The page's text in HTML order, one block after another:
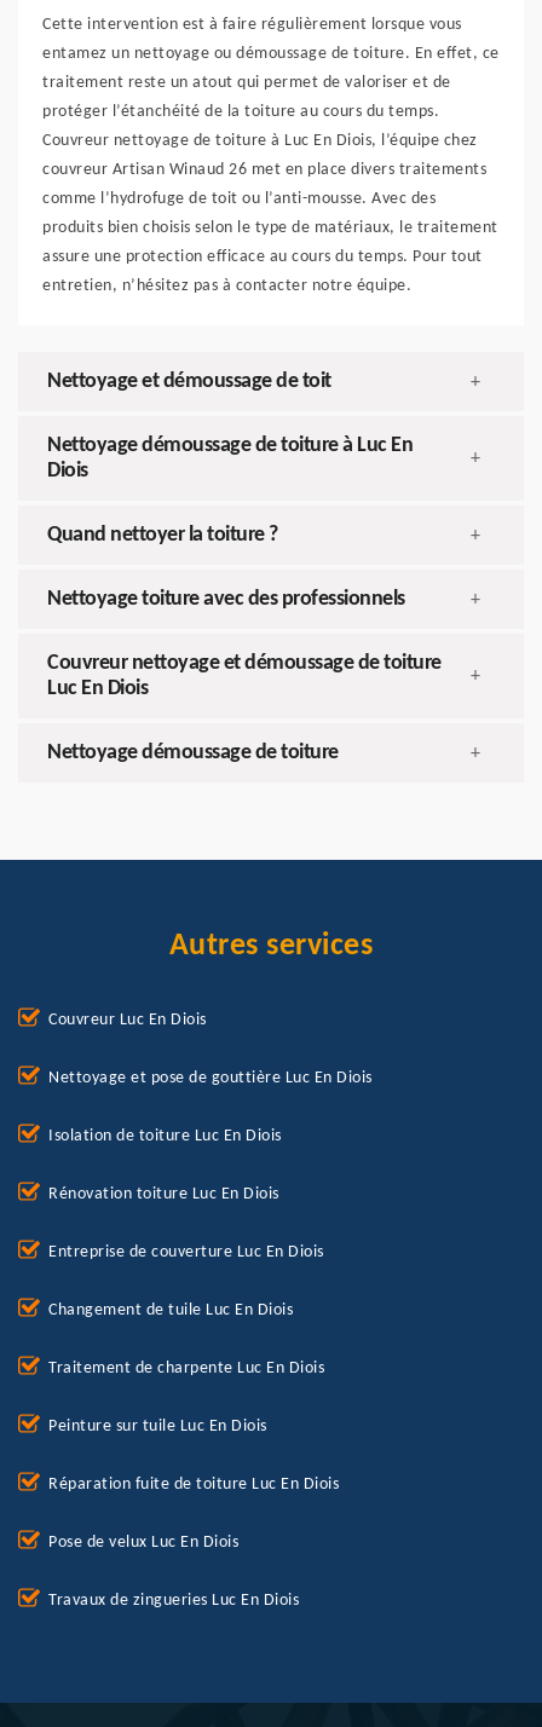
Cette intervention est à faire régulièrement lorsque vous
entamez un nettoyage ou démoussage de toiture. En effet, ce
traitement reste un atout qui permet de valoriser et de
protéger l’étanchéité de la toiture au cours du temps.
Couvreur nettoyage de toiture à Luc En Diois, l’équipe chez
couvreur Artisan Winaud 26 met en place divers traitements
comme l’hydrofuge de toit ou l’anti-mousse. Avec des
produits bien choisis selon le type de matériaux, le traitement
assure une protection efficace au cours du temps. Pour tout
entretien, n’hésitez pas à contacter notre équipe.
Nettoyage et démoussage de toit +
Nettoyage démoussage de toiture à Luc En
Diois
+
Quand nettoyer la toiture ? +
Nettoyage toiture avec des professionnels +
Couvreur nettoyage et démoussage de toiture
Luc En Diois
+
Nettoyage démoussage de toiture +
Autres services
Couvreur Luc En Diois
Nettoyage et pose de gouttière Luc En Diois
Isolation de toiture Luc En Diois
Rénovation toiture Luc En Diois
Entreprise de couverture Luc En Diois
Changement de tuile Luc En Diois
Traitement de charpente Luc En Diois
Peinture sur tuile Luc En Diois
Réparation fuite de toiture Luc En Diois
Pose de velux Luc En Diois
Travaux de zingueries Luc En Diois